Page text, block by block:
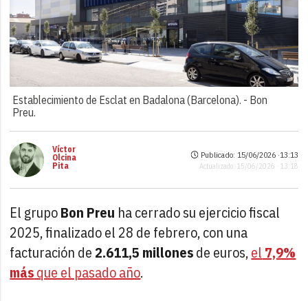
Establecimiento de Esclat en Badalona (Barcelona). - Bon
Preu.
Víctor
Olcina
Pita
Publicado: 15/06/2026 ·13:13
Actualizado: 15/06/2026 · 13:18
El grupoBon Preu ha cerrado su ejercicio fiscal
2025, finalizado el 28 de febrero, con una
facturación de2.611,5 millonesde euros,el 7,9%
másque el pasado año.